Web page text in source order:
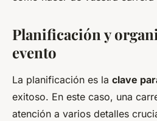
Planificación y
evento
La planificación es la clave
exitoso. En este caso, una
atención a varios detalles